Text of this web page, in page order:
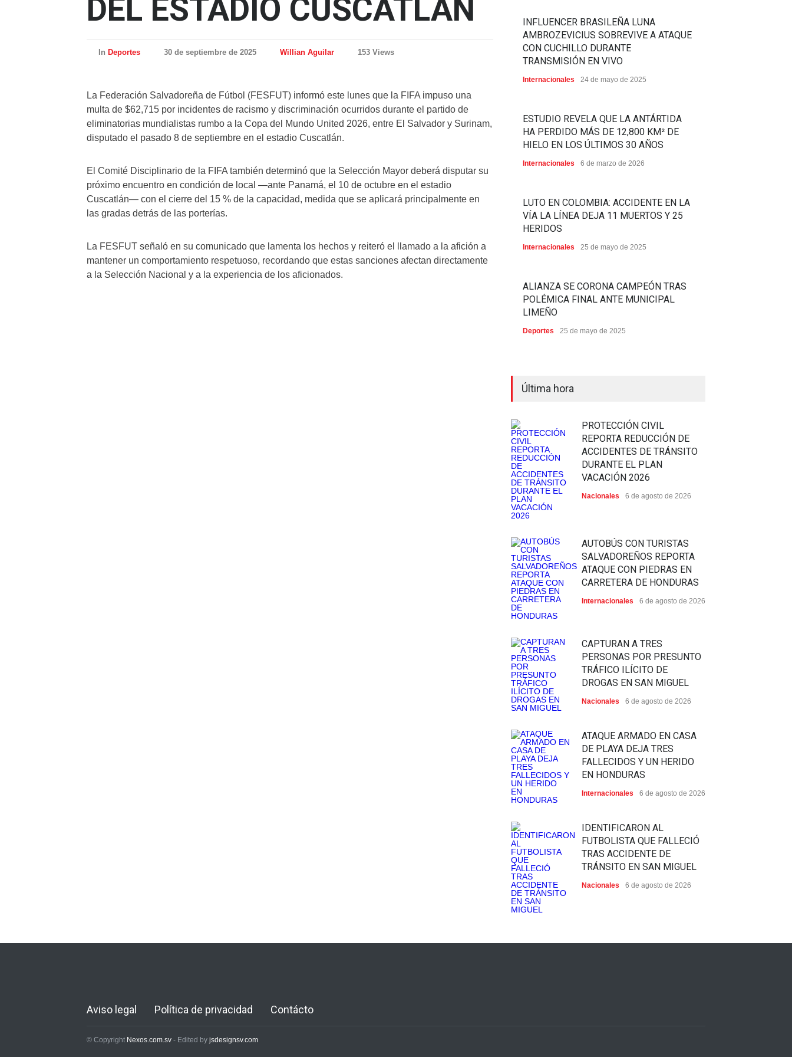
DEL ESTADIO CUSCATLÁN
In Deportes 30 de septiembre de 2025 Willian Aguilar 153 Views
La Federación Salvadoreña de Fútbol (FESFUT) informó este lunes que la FIFA impuso una
multa de $62,715 por incidentes de racismo y discriminación ocurridos durante el partido de
eliminatorias mundialistas rumbo a la Copa del Mundo United 2026, entre El Salvador y Surinam,
disputado el pasado 8 de septiembre en el estadio Cuscatlán.
El Comité Disciplinario de la FIFA también determinó que la Selección Mayor deberá disputar su
próximo encuentro en condición de local —ante Panamá, el 10 de octubre en el estadio
Cuscatlán— con el cierre del 15 % de la capacidad, medida que se aplicará principalmente en
las gradas detrás de las porterías.
La FESFUT señaló en su comunicado que lamenta los hechos y reiteró el llamado a la afición a
mantener un comportamiento respetuoso, recordando que estas sanciones afectan directamente
a la Selección Nacional y a la experiencia de los aficionados.
INFLUENCER BRASILEÑA LUNA
AMBROZEVICIUS SOBREVIVE A ATAQUE
CON CUCHILLO DURANTE
TRANSMISIÓN EN VIVO
Internacionales 24 de mayo de 2025
ESTUDIO REVELA QUE LA ANTÁRTIDA
HA PERDIDO MÁS DE 12,800 KM² DE
HIELO EN LOS ÚLTIMOS 30 AÑOS
Internacionales 6 de marzo de 2026
LUTO EN COLOMBIA: ACCIDENTE EN LA
VÍA LA LÍNEA DEJA 11 MUERTOS Y 25
HERIDOS
Internacionales 25 de mayo de 2025
ALIANZA SE CORONA CAMPEÓN TRAS
POLÉMICA FINAL ANTE MUNICIPAL
LIMEÑO
Deportes 25 de mayo de 2025
Última hora
PROTECCIÓN CIVIL
REPORTA REDUCCIÓN DE
ACCIDENTES DE TRÁNSITO
DURANTE EL PLAN
VACACIÓN 2026
Nacionales 6 de agosto de 2026
AUTOBÚS CON TURISTAS
SALVADOREÑOS REPORTA
ATAQUE CON PIEDRAS EN
CARRETERA DE HONDURAS
Internacionales 6 de agosto de 2026
CAPTURAN A TRES
PERSONAS POR PRESUNTO
TRÁFICO ILÍCITO DE
DROGAS EN SAN MIGUEL
Nacionales 6 de agosto de 2026
ATAQUE ARMADO EN CASA
DE PLAYA DEJA TRES
FALLECIDOS Y UN HERIDO
EN HONDURAS
Internacionales 6 de agosto de 2026
IDENTIFICARON AL
FUTBOLISTA QUE FALLECIÓ
TRAS ACCIDENTE DE
TRÁNSITO EN SAN MIGUEL
Nacionales 6 de agosto de 2026
Aviso legal Política de privacidad Contácto
© Copyright Nexos.com.sv - Edited by jsdesignsv.com